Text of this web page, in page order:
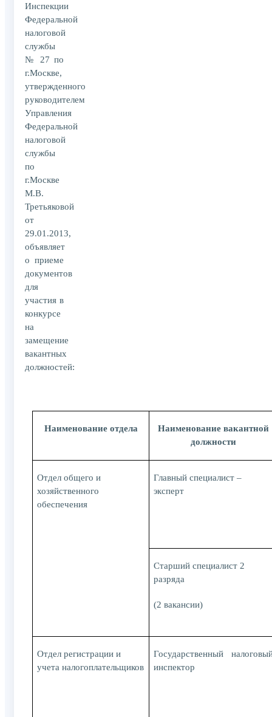
Инспекции
Федеральной
налоговой
службы
№ 27 по
г.Москве,
утвержденного
руководителем
Управления
Федеральной
налоговой
службы
по
г.Москве
М.В.
Третьяковой
от
29.01.2013,
объявляет
о приеме
документов
для
участия в
конкурсе
на
замещение
вакантных
должностей:
Наименование отдела
Наименование вакантной
должности
Отдел общего и
хозяйственного
обеспечения
Главный специалист –
эксперт
Старший специалист 2
разряда
(2 вакансии)
Отдел регистрации и
учета налогоплательщиков
Государственный
инспектор